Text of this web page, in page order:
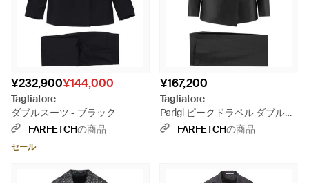
¥232,900¥144,000
Tagliatore
ダブルスーツ - ブラック
FARFETCHの商品
セール
¥167,200
Tagliatore
Parigi ピークドラペル ダブルブ
レスト ドレス - ブラック
FARFETCHの商品